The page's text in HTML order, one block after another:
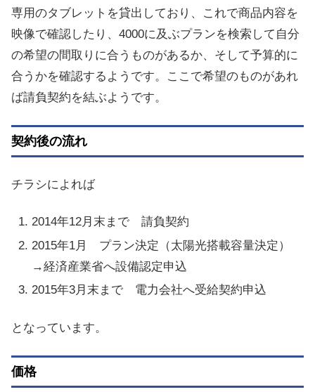
専用のタブレットを貸出しており、これで商品内容を
映像で確認したり、4000に及ぶプランを検索して自分
の希望の間取りに合うものがあるか、そして予算的に
合うかを確認するようです。ここで希望のものがあれ
ば請負契約を結ぶようです。
契約後の流れ
チラシによれば
2014年12月末まで 請負契約
2015年1月 プラン決定（太陽光搭載容量決定）
→経済産業省へ設備認定申込
2015年3月末まで 電力会社へ受給契約申込
となっています。
価格